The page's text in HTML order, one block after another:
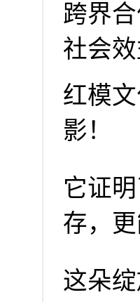
跨界
社会
红模
影！
它证
存，
这朵